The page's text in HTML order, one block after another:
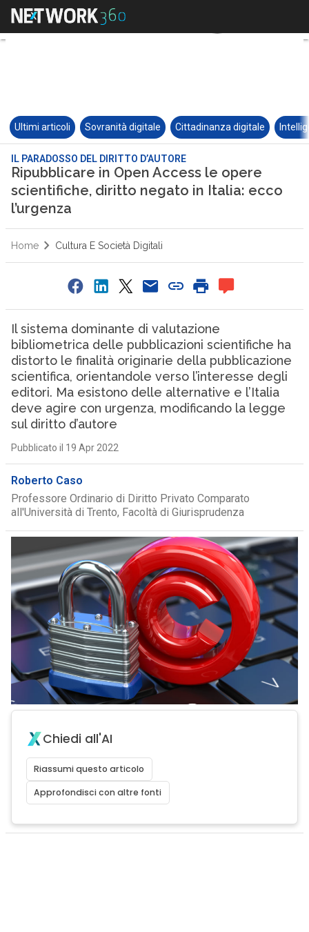
Ultimi articoli Sovranità digitale Cittadinanza digitale
IL PARADOSSO DEL DIRITTO D’AUTORE
Ripubblicare in Open Access le opere
scientifiche, diritto negato in Italia: ecco
l’urgenza
Home Cultura E Società Digitali
Il sistema dominante di valutazione
bibliometrica delle pubblicazioni scientifiche ha
distorto le finalità originarie della pubblicazione
scientifica, orientandole verso l’interesse degli
editori. Ma esistono delle alternative e l’Italia
deve agire con urgenza, modificando la legge
sul diritto d’autore
Pubblicato il 19 Apr 2022
Roberto Caso
Professore Ordinario di Diritto Privato Comparato
all'Università di Trento, Facoltà di Giurisprudenza
Chiedi all'AI
Riassumi questo articolo
Approfondisci con altre fonti